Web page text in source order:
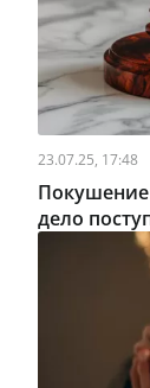
23.07.25, 17:48
дело